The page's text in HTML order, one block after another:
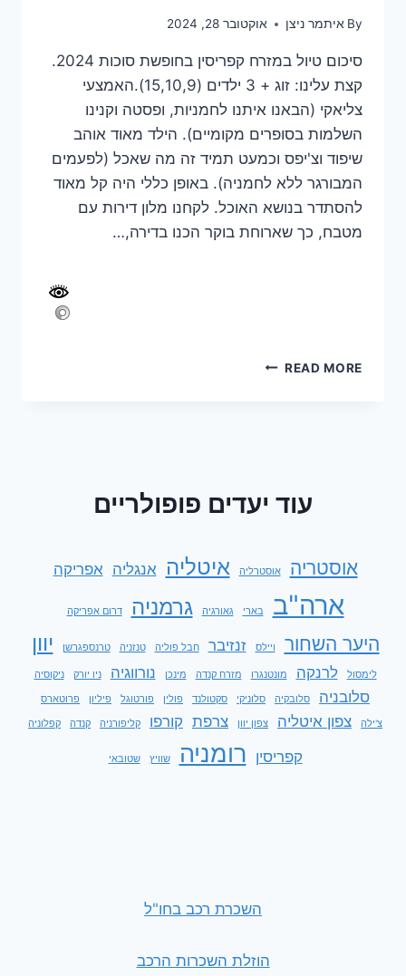
By איתמר ניצן אוקטובר 28, 2024
סיכום טיול במזרח קפריסין בחופשת סוכות 2024.
קצת עלינו: זוג + 3 ילדים (15,10,9).האמצעי
צליאקי (הבאנו איתנו לחמניות, ופסטה וקנינו
השלמות בסופרים מקומיים). הילד מאוד אוהב
שיפוד וצ'יפס וכמעט תמיד זה מה שאכל (לפעמים
המבורגר ללא לחמניה). באופן כללי היה קל מאוד
להסתדר בנושא האוכל. לקחנו מלון דירות עם
מטבח, כך שארוחת בוקר הכנו בדירה,…
READ MOREמסלול
עוד יעדים פופולריים
אוסטריה אוסטרליה איטליה אנגליה אפריקה
ארה"ב בארי גאורגיה גרמניה דרום אפריקה
היער השחור ויילס זנזיבר חבל פוליה טנזניה טרנספגרשן יוון
לימסול לרנקה מונטנגרו מזרח קנדה מינכן נורווגיה ניו יורק ניקוסיה
סלובניה סלובקיה סלוניקי סקטולנד פולין פורטוגל פיליון פרוטארס
צ'ילה צפון איטליה צפון יוון צרפת קורפו קליפורניה קנדה קפלוניה
קפריסין רומניה שוויץ שטובאי
השכרת רכב בחו"ל
הוזלת השכרות הרכב